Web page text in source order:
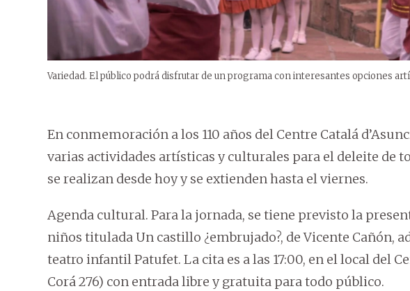
Variedad. El público podrá disfrutar de un programa con interesantes opciones
En conmemoración a los 110 años del Centre Catalá
varias actividades artísticas y culturales para el deleite de
se realizan desde hoy y se extienden hasta el viernes.
Agenda cultural. Para la jornada, se tiene previsto la
niños titulada Un castillo ¿embrujado?, de Vicente Cañón,
teatro infantil Patufet. La cita es a las 17:00, en el local del
Corá 276) con entrada libre y gratuita para todo público.